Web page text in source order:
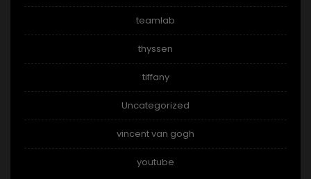
teamlab
thyssen
tiffany
Uncategorized
vincent van gogh
youtube